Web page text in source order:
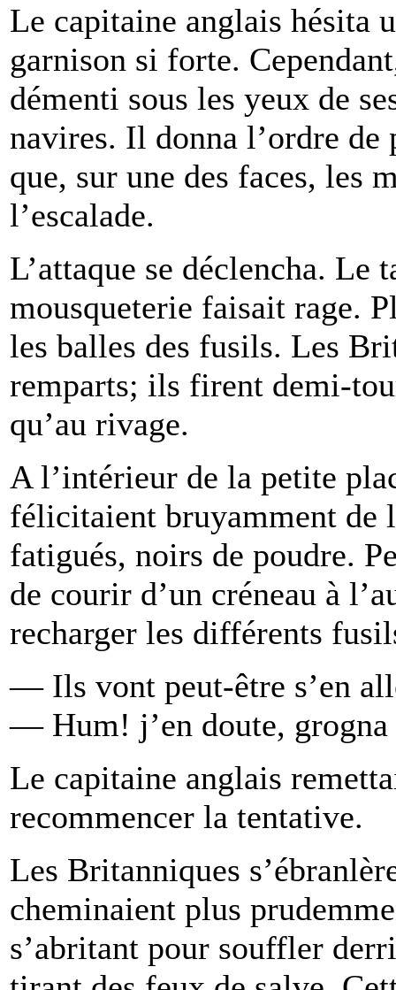
Le capitaine anglais hésita
garnison si forte.
démenti sous les yeux de
navires. Il donna l’ordre de
que, sur une des faces, les
l’escalade.
L’attaque se déclencha. Le
mousqueterie faisait rage.
les balles des fusils. Les
remparts; ils firent demi-
qu’au rivage.
A l’intérieur de la petite
félicitaient bruyamment de
fatigués, noirs de poudre.
de courir d’un créneau à
recharger les différents
— Ils vont peut-être s’en
— Hum! j’en doute,
Le capitaine anglais
recommencer la tentative.
Les Britanniques
cheminaient plus
s’abritant pour souffler